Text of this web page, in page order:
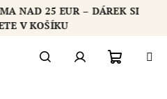
NAD 25 EUR – DÁREK SI
V KOŠÍKU